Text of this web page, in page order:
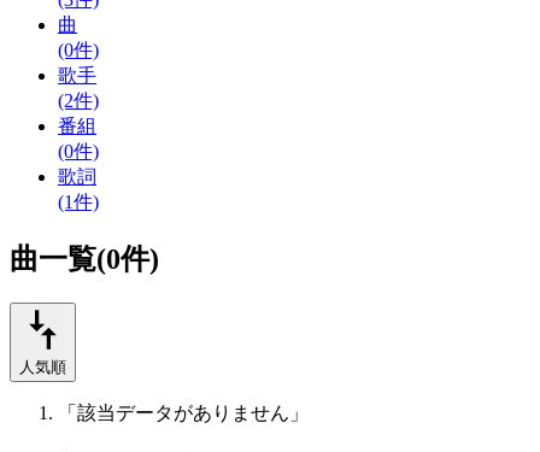
曲
(0件)
歌手
(2件)
番組
(0件)
歌詞
(1件)
曲一覧(0件)
人気順
「該当データがありません」